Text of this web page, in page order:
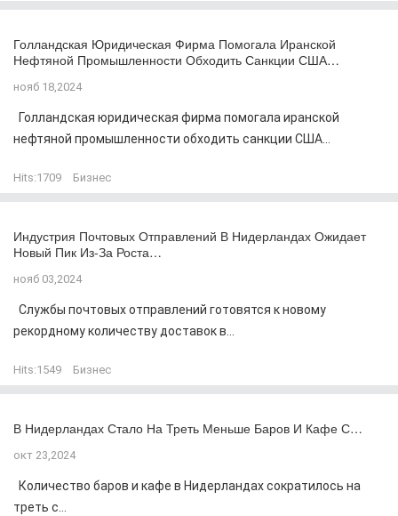
Голландская Юридическая Фирма Помогала Иранской
Нефтяной Промышленности Обходить Санкции США…
нояб 18,2024
Голландская юридическая фирма помогала иранской
нефтяной промышленности обходить санкции США...
Hits:1709 Бизнес
Индустрия Почтовых Отправлений В Нидерландах Ожидает
Новый Пик Из-За Роста…
нояб 03,2024
Службы почтовых отправлений готовятся к новому
рекордному количеству доставок в...
Hits:1549 Бизнес
В Нидерландах Стало На Треть Меньше Баров И Кафе С…
окт 23,2024
Количество баров и кафе в Нидерландах сократилось на
треть с...